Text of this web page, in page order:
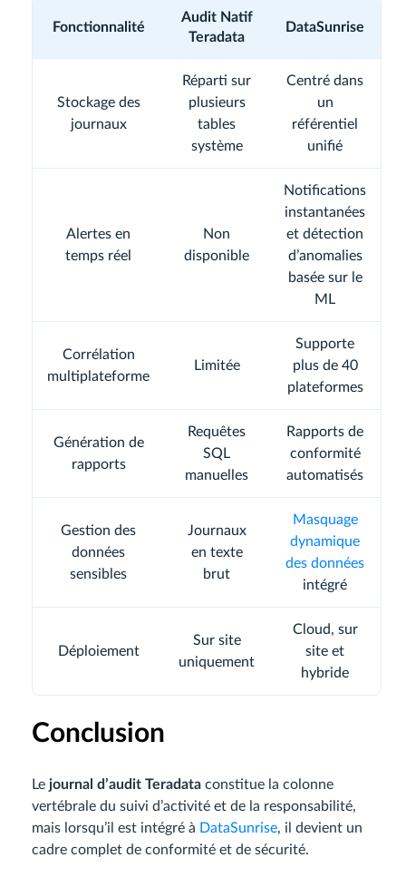
Fonctionnalité
Audit Natif
Teradata
DataSunrise
Stockage des
journaux
Réparti sur
plusieurs
tables
système
Centré dans
un
référentiel
unifié
Alertes en
temps réel
Non
disponible
Notifications
instantanées
et détection
d’anomalies
basée sur le
ML
Corrélation
multiplateforme
Limitée
Supporte
plus de 40
plateformes
Génération de
rapports
Requêtes
SQL
manuelles
Rapports de
conformité
automatisés
Gestion des
données
sensibles
Journaux
en texte
brut
Masquage
dynamique
des données
intégré
Déploiement
Sur site
uniquement
Cloud, sur
site et
hybride
Conclusion
Le journal d’audit Teradata constitue la colonne
vertébrale du suivi d’activité et de la responsabilité,
mais lorsqu’il est intégré à DataSunrise, il devient un
cadre complet de conformité et de sécurité.